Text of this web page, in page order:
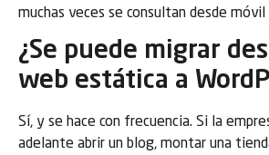
muchas veces se consultan desde móvil
¿Se puede migrar
web estática a
Sí, y se hace con frecuencia. Si la
adelante abrir un blog, montar una